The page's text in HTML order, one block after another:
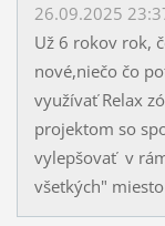
26.09.2025
Už 6 rokov rok,
nové,niečo čo
využívať Relax
projektom so
vylepšovať v
všetkých"